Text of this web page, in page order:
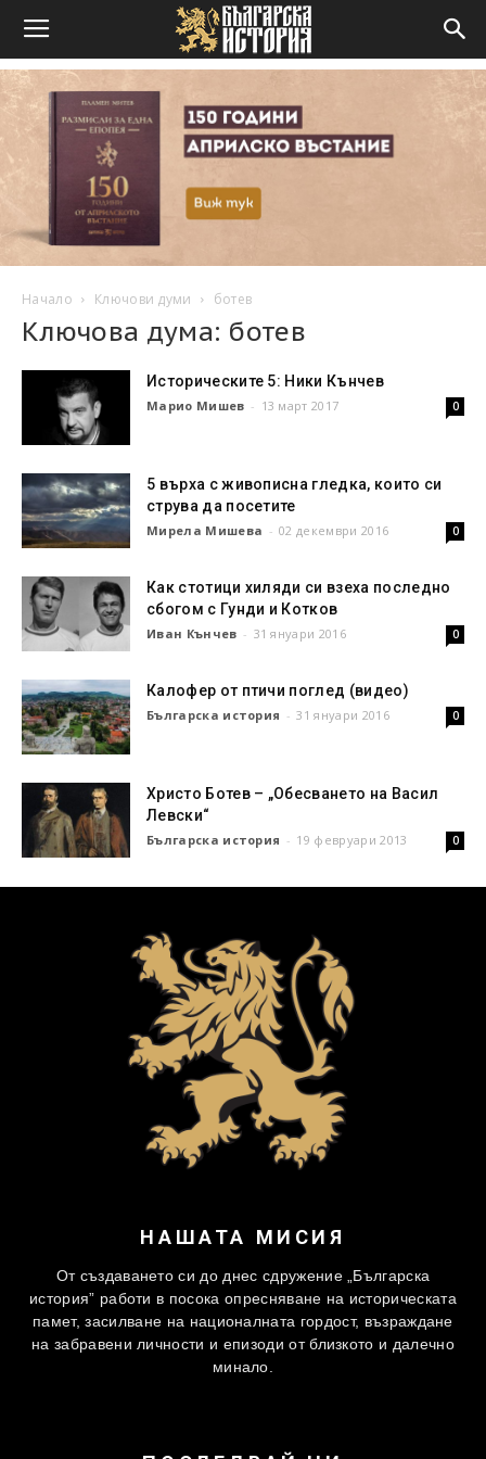
Начало Ключови думи ботев
Ключова дума: ботев
Историческите 5: Ники Кънчев
Марио Мишев - 13 март 2017 0
5 върха с живописна гледка, които си
струва да посетите
Мирела Мишева - 02 декември 2016 0
Как стотици хиляди си взеха последно
сбогом с Гунди и Котков
Иван Кънчев - 31 януари 2016 0
Калофер от птичи поглед (видео)
Българска история - 31 януари 2016 0
Христо Ботев – „Обесването на Васил
Левски“
Българска история - 19 февруари 2013 0
НАШАТА МИСИЯ
От създаването си до днес сдружение „Българска
история” работи в посока опресняване на историческата
памет, засилване на националната гордост, възраждане
на забравени личности и епизоди от близкото и далечно
минало.